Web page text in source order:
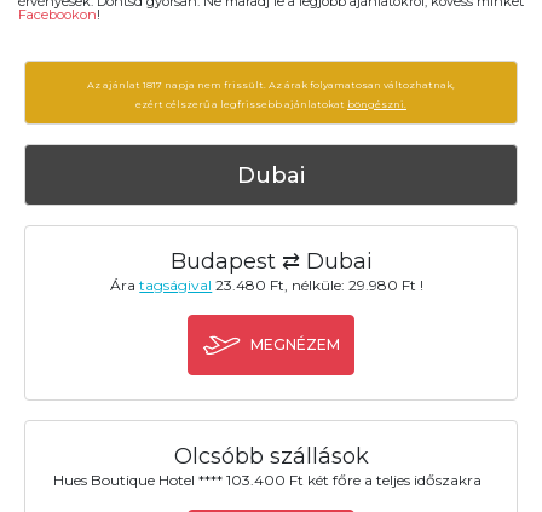
Facebookon!
Az ajánlat 1817 napja nem frissült. Az árak folyamatosan változhatnak,
ezért célszerű a legfrissebb ajánlatokat böngészni.
Dubai
Budapest ⇄ Dubai
Áratagságival 23.480 Ft, nélküle: 29.980 Ft !
MEGNÉZEM
Olcsóbb szállások
Hues Boutique Hotel **** 103.400 Ft két főre a teljes időszakra